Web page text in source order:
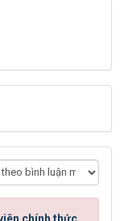
chính thức